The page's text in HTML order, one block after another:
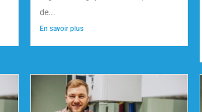
de...
En savoir plus